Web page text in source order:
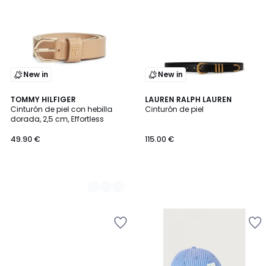
New in
TOMMY HILFIGER
Cinturón de piel con hebilla
dorada, 2,5 cm, Effortless
49.90 €
2
Colores
New in
LAUREN RALPH LAUREN
Cinturón de piel
115.00 €